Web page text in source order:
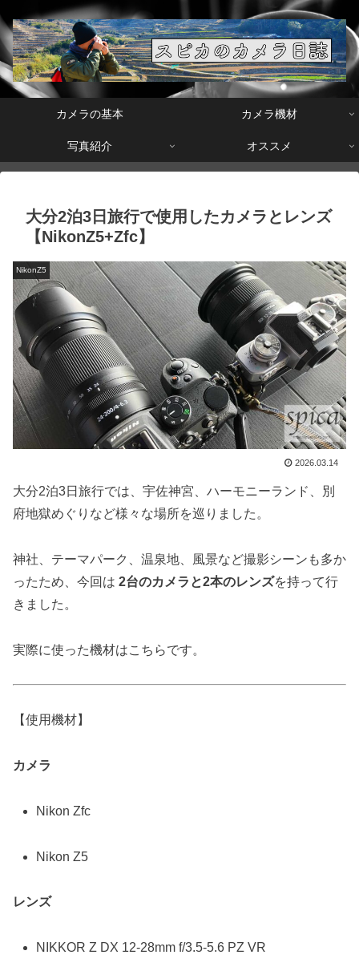
カメラの基本 カメラ機材
写真紹介 オススメ
大分2泊3日旅行で使用したカメラとレンズ
【NikonZ5+Zfc】
NikonZ5
2026.03.14
大分2泊3日旅行では、宇佐神宮、ハーモニーランド、別
府地獄めぐりなど様々な場所を巡りました。
神社、テーマパーク、温泉地、風景など撮影シーンも多か
ったため、今回は 2台のカメラと2本のレンズを持って行
きました。
実際に使った機材はこちらです。
【使用機材】
カメラ
Nikon Zfc
Nikon Z5
レンズ
NIKKOR Z DX 12-28mm f/3.5-5.6 PZ VR